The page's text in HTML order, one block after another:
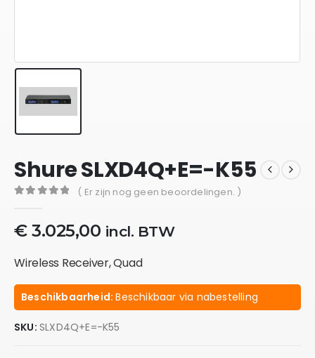
Shure SLXD4Q+E=-K55
( Er zijn nog geen beoordelingen. )
€3.025,00 incl. BTW
Wireless Receiver, Quad
Beschikbaarheid:Beschikbaar via nabestelling
SKU: SLXD4Q+E=-K55